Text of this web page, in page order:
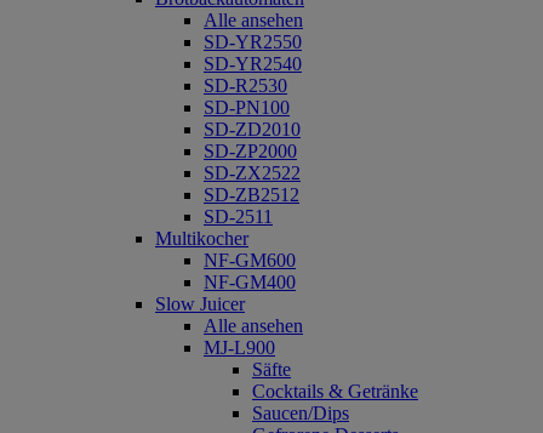
Alle ansehen
SD-YR2550
SD-YR2540
SD-R2530
SD-PN100
SD-ZD2010
SD-ZP2000
SD-ZX2522
SD-ZB2512
SD-2511
Multikocher
NF-GM600
NF-GM400
Slow Juicer
Alle ansehen
MJ-L900
Säfte
Cocktails & Getränke
Saucen/Dips